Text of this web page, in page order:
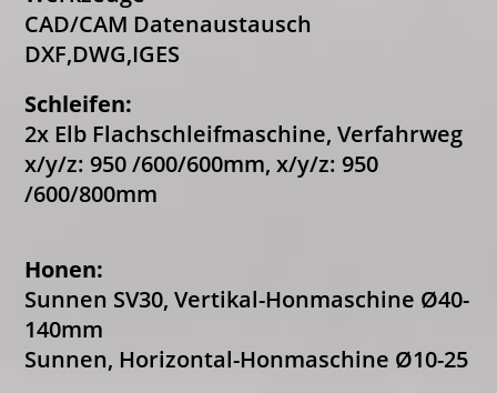
CAD/CAM Datenaustausch
DXF,DWG,IGES
Schleifen:
2x Elb Flachschleifmaschine, Verfahrweg
x/y/z: 950 /600/600mm, x/y/z: 950
/600/800mm
Honen:
Sunnen SV30, Vertikal-Honmaschine Ø40-
140mm
Sunnen, Horizontal-Honmaschine Ø10-25